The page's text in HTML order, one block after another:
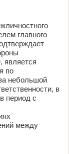
главного
является
по
небольшой
в
период с
между